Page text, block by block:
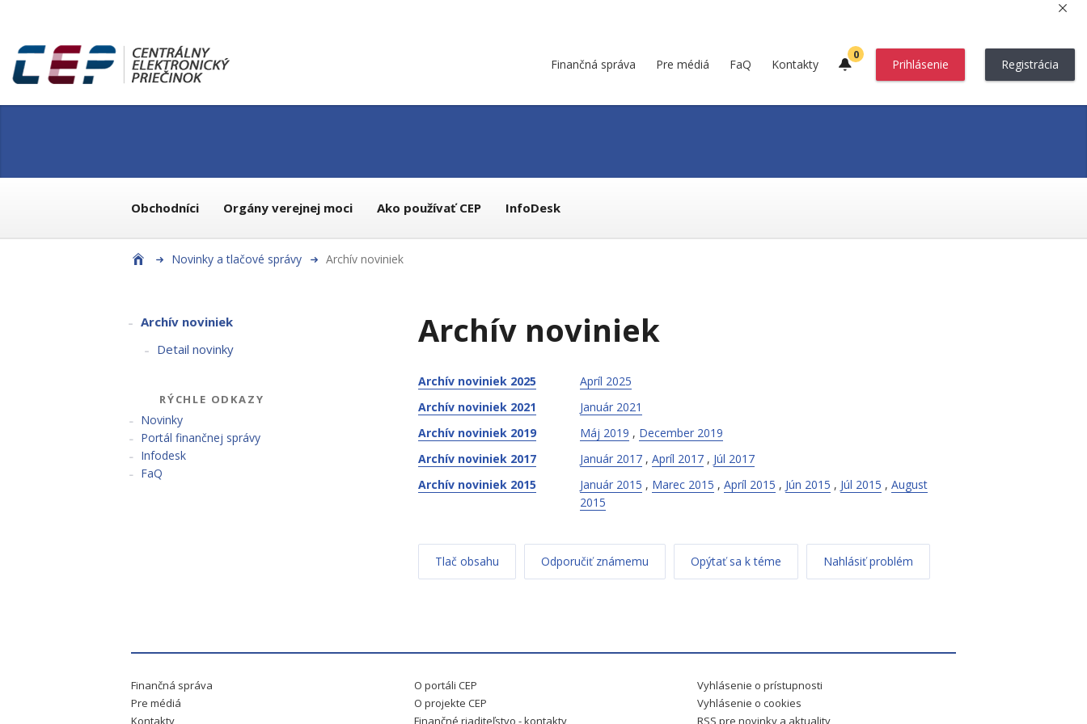
Finančná správa Pre médiá FaQ Kontakty
0
Prihlásenie Registrácia
Obchodníci Orgány verejnej moci Ako používať CEP InfoDesk
Novinky a tlačové správy Archív noviniek
Archív noviniek
Detail novinky
RÝCHLE ODKAZY
Novinky
Portál finančnej správy
Infodesk
FaQ
Archív noviniek
Archív noviniek 2025
Apríl 2025
Archív noviniek 2021
Január 2021
Archív noviniek 2019
Máj 2019 , December 2019
Archív noviniek 2017
Január 2017 , Apríl 2017 , Júl 2017
Archív noviniek 2015
Január 2015 , Marec 2015 , Apríl 2015 , Jún 2015 , Júl 2015 , August
2015
Tlač obsahu Odporučiť známemu Opýtať sa k téme Nahlásiť problém
Finančná správa
Pre médiá
Kontakty
O portáli CEP
O projekte CEP
Finančné riaditeľstvo - kontakty
Vyhlásenie o prístupnosti
Vyhlásenie o cookies
RSS pre novinky a aktuality